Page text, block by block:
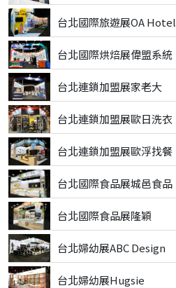
台北國際旅遊展OA Hotel
台北國際烘焙展偉盟系統
台北連鎖加盟展家老大
台北連鎖加盟展歐日洗衣
台北連鎖加盟展歐浮找餐
台北國際食品展城邑食品
台北國際食品展隆穎
台北婦幼展ABC Design
台北婦幼展Hugsie